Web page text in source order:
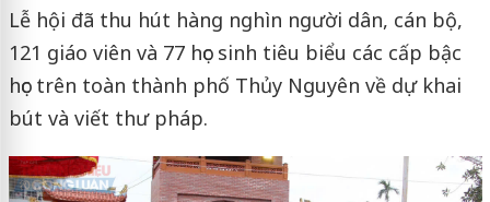
Lễ hội đã thu hút hàng nghìn người dân, cán bộ,
121 giáo viên và 77 học sinh tiêu biểu các cấp bậc
học trên toàn thành phố Thủy Nguyên về dự khai
bút và viết thư pháp.